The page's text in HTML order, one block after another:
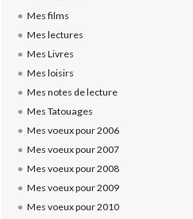
Mes films
Mes lectures
Mes Livres
Mes loisirs
Mes notes de lecture
Mes Tatouages
Mes voeux pour 2006
Mes voeux pour 2007
Mes voeux pour 2008
Mes voeux pour 2009
Mes voeux pour 2010